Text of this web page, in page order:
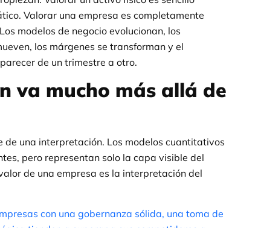
Valorar una empresa es completamente
modelos de negocio evolucionan, los
los márgenes se transforman y el
de un trimestre a otro.
va mucho más allá de
de una interpretación. Los modelos cuantitativos
pero representan solo la capa visible del
de una empresa es la interpretación del
con una gobernanza sólida, una toma de